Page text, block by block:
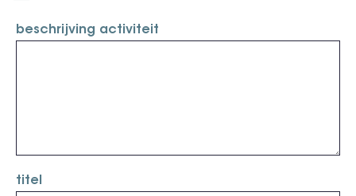
beschrijving activiteit
titel